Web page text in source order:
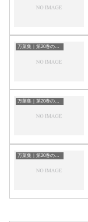
万葉集｜第20巻の和歌一覧
万葉集｜第20巻の和歌一覧
万葉集｜第20巻の和歌一覧